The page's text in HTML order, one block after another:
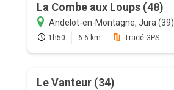
La Combe aux Loups (48)
Andelot-en-Montagne, Jura (39)
1h50 6.6 km Tracé GPS
Le Vanteur (34)